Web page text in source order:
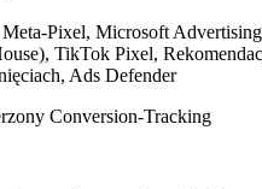
Pixel, Microsoft
TikTok Pixel,
Ads Defender
Conversion-Tracking